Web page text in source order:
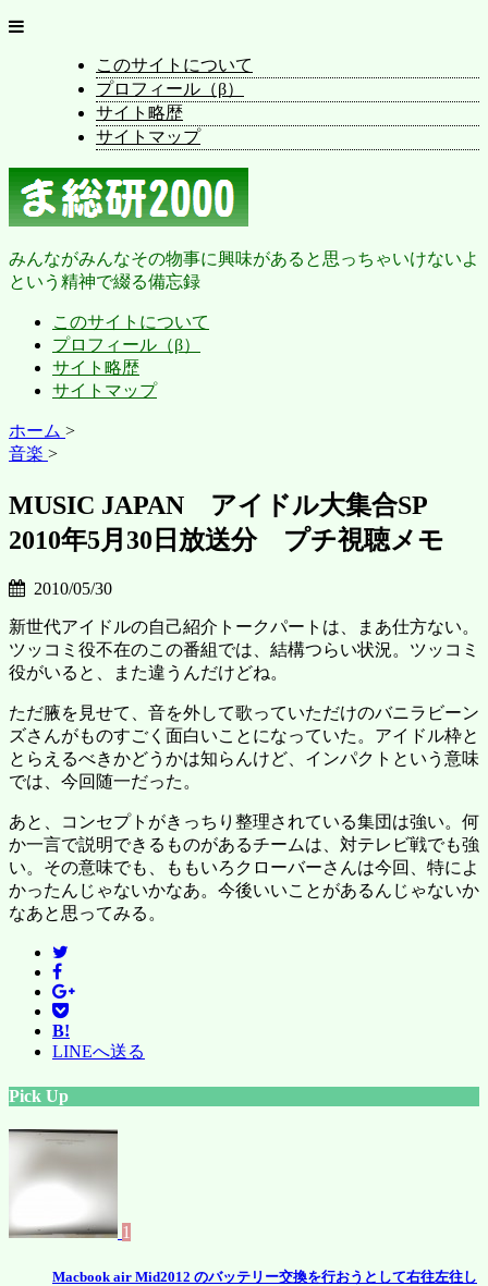
このサイトについて
プロフィール（β）
サイト略歴
サイトマップ
みんながみんなその物事に興味があると思っちゃいけないよ
という精神で綴る備忘録
このサイトについて
プロフィール（β）
サイト略歴
サイトマップ
ホーム >
音楽 >
MUSIC JAPAN アイドル大集合SP
2010年5月30日放送分 プチ視聴メモ
2010/05/30
新世代アイドルの自己紹介トークパートは、まあ仕方ない。
ツッコミ役不在のこの番組では、結構つらい状況。ツッコミ
役がいると、また違うんだけどね。
ただ腋を見せて、音を外して歌っていただけのバニラビーン
ズさんがものすごく面白いことになっていた。アイドル枠と
とらえるべきかどうかは知らんけど、インパクトという意味
では、今回随一だった。
あと、コンセプトがきっちり整理されている集団は強い。何
か一言で説明できるものがあるチームは、対テレビ戦でも強
い。その意味でも、ももいろクローバーさんは今回、特によ
かったんじゃないかなあ。今後いいことがあるんじゃないか
なあと思ってみる。
B!
LINEへ送る
Pick Up
1
Macbook air Mid2012 のバッテリー交換を行おうとして右往左往し